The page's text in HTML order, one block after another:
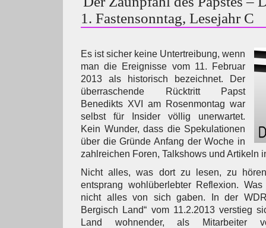
1. Fastensonntag, Lesejahr C
Es ist sicher keine Untertreibung, wenn
man die Ereignisse vom 11. Februar
2013 als historisch bezeichnet. Der
überraschende Rücktritt Papst
Benedikts XVI am Rosenmontag war
selbst für Insider völlig unerwartet.
Kein Wunder, dass die Spekulationen
über die Gründe Anfang der Woche in
zahlreichen Foren, Talkshows und Artikeln
Nicht alles, was dort zu lesen, zu
entsprang wohlüberlebter Reflexion.
nicht alles von sich gaben. In der
Bergisch Land“ vom 11.2.2013 verstieg
Land wohnender, als Mitarbeiter